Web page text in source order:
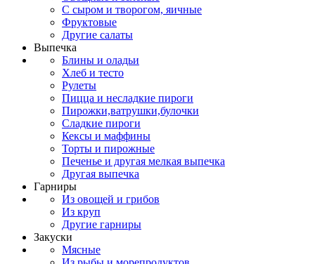
С сыром и творогом, яичные
Фруктовые
Другие салаты
Выпечка
Блины и оладьи
Хлеб и тесто
Рулеты
Пицца и несладкие пироги
Пирожки,ватрушки,булочки
Сладкие пироги
Кексы и маффины
Торты и пирожные
Печенье и другая мелкая выпечка
Другая выпечка
Гарниры
Из овощей и грибов
Из круп
Другие гарниры
Закуски
Мясные